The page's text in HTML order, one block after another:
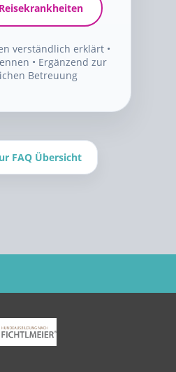
verständlich erklärt •
• Ergänzend zur
Betreuung
FAQ Übersicht